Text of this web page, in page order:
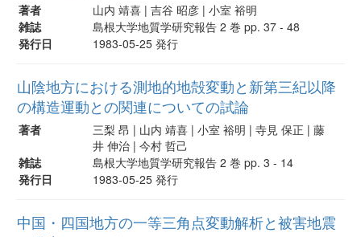
著者
山内 靖喜 | 吉谷 昭彦 | 小室 裕明
雑誌
島根大学地質学研究報告 2 巻 pp. 37 - 48
発行日
1983-05-25 発行
山陰地方における測地的地殻変動と新第三紀以降
の構造運動との関連についての試論
著者
三梨 昂 | 山内 靖喜 | 小室 裕明 | 寺見 保正 | 藤
井 伸治 | 今村 哲己
雑誌
島根大学地質学研究報告 2 巻 pp. 3 - 14
発行日
1983-05-25 発行
中国・四国地方の一等三角点変動解析と被害地震